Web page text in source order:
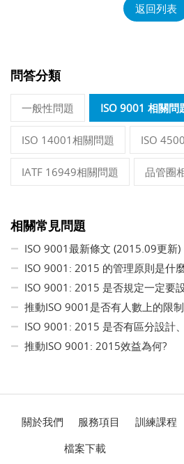
返回列表
問答分類
一般性問題 ISO 9001 相關問
ISO 14001相關問題 ISO
IATF 16949相關問題 品管圈
相關常見問題
ISO 9001最新條文 (2015.09更新)
ISO 9001: 2015 的管理原則是什
ISO 9001: 2015 是否規定一定要
推動ISO 9001是否有人數上的限
ISO 9001: 2015 是否有區分設計
推動ISO 9001: 2015效益為何?
關於我們 服務項目 訓練課程
檔案下載